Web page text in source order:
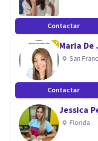
Contactar
Maria
San
Contactar
Jessica
Florida